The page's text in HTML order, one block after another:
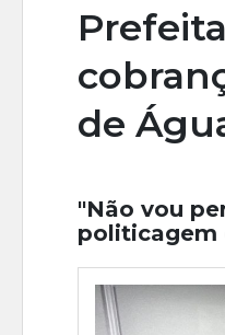
de
"Não vou
politicagem